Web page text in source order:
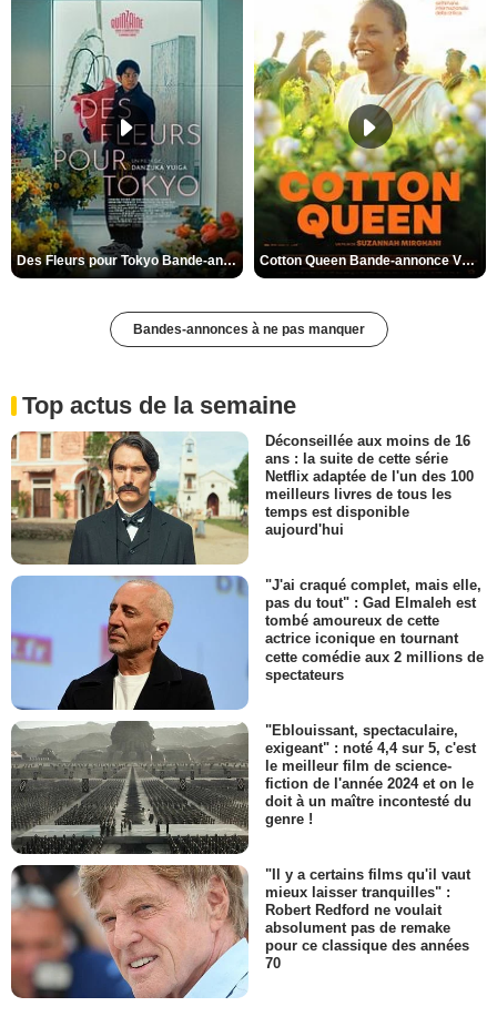
Des Fleurs pour Tokyo Bande-annonce VO STFR Cotton Queen Bande-annonce VO STFR
Bandes-annonces à ne pas manquer
Top actus de la semaine
Déconseillée aux moins de 16
ans : la suite de cette série
Netflix adaptée de l'un des 100
meilleurs livres de tous les
temps est disponible
aujourd'hui
"J'ai craqué complet, mais elle,
pas du tout" : Gad Elmaleh est
tombé amoureux de cette
actrice iconique en tournant
cette comédie aux 2 millions de
spectateurs
"Eblouissant, spectaculaire,
exigeant" : noté 4,4 sur 5, c'est
le meilleur film de science-
fiction de l'année 2024 et on le
doit à un maître incontesté du
genre !
"Il y a certains films qu'il vaut
mieux laisser tranquilles" :
Robert Redford ne voulait
absolument pas de remake
pour ce classique des années
70